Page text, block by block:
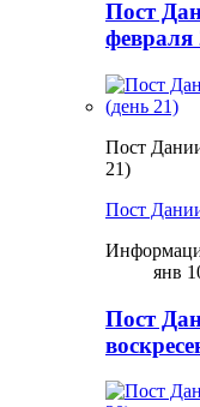
Пост
февраля
Пост
21)
Пост
янв
Пост